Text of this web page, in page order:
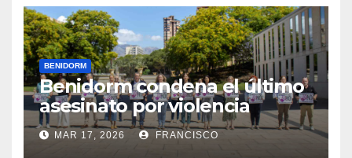
BENIDORM
Benidorm condena el último
asesinato por violencia
machista registrado en
Pontevedra
MAR 17, 2026 FRANCISCO